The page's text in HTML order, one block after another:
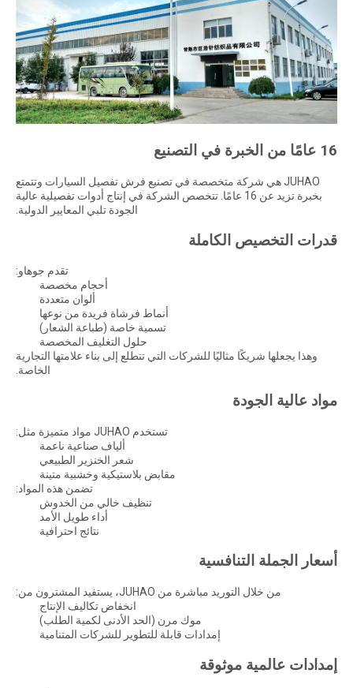
16 عامًا من الخبرة في التصنيع
JUHAO هي شركة متخصصة في تصنيع فرش تفصيل السيارات وتتمتع
بخبرة تزيد عن 16 عامًا. تتخصص الشركة في إنتاج أدوات تفصيلية عالية
الجودة تلبي المعايير الدولية.
قدرات التخصيص الكاملة
تقدم جوهاو:
أحجام مخصصة
ألوان متعددة
أنماط فرشاة فريدة من نوعها
تسمية خاصة (طباعة الشعار)
حلول التغليف المخصصة
وهذا يجعلها شريكًا مثاليًا للشركات التي تتطلع إلى بناء علامتها التجارية
الخاصة.
مواد عالية الجودة
تستخدم JUHAO مواد متميزة مثل:
ألياف صناعية ناعمة
شعر الخنزير الطبيعي
مقابض بلاستيكية وخشبية متينة
تضمن هذه المواد:
تنظيف خالي من الخدوش
أداء طويل الأمد
نتائج احترافية
أسعار الجملة التنافسية
من خلال التوريد مباشرة من JUHAO، يستفيد المشترون من:
انخفاض تكاليف الإنتاج
موك مرن (الحد الأدنى لكمية الطلب)
إمدادات قابلة للتطوير للشركات المتنامية
إمدادات عالمية موثوقة